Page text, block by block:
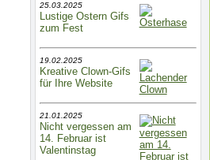
25.03.2025
Lustige Ostern Gifs
zum Fest
19.02.2025
Kreative Clown-Gifs
für Ihre Website
21.01.2025
Nicht vergessen am
14. Februar ist
Valentinstag